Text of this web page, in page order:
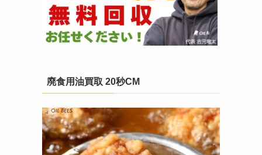
廃食用油買取 20秒CM
動
画
プ
レ